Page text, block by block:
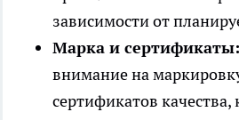
зависимости от
Марка и сертификаты:
внимание на
сертификатов качества,